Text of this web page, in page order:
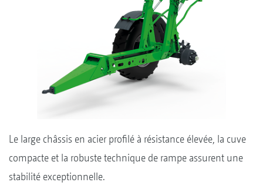
Le large châssis en acier profilé à résistance élevée, la cuve
compacte et la robuste technique de rampe assurent une
stabilité exceptionnelle.